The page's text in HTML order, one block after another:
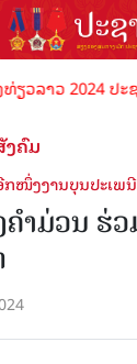
ວລາວ 2024 ປະ
ງຄົມ
ກໜຶ່ງງານບຸນປະເພ
ຳມ່ວນ ຮ່